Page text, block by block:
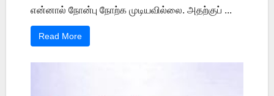
என்னால் நோன்பு நோற்க முடியவில்லை. அதற்குப் ...
Read More